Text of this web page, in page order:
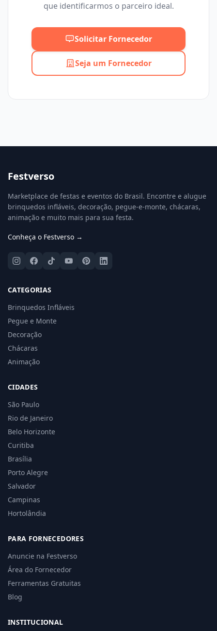
que identificarmos o parceiro ideal.
Solicitar Fornecedor
Seja um Fornecedor
Festverso
Marketplace de festas e eventos do Brasil. Encontre e alugue
brinquedos infláveis, decoração, pegue-e-monte, chácaras,
animação e muito mais para sua festa.
Conheça o Festverso →
CATEGORIAS
Brinquedos Infláveis
Pegue e Monte
Decoração
Chácaras
Animação
CIDADES
São Paulo
Rio de Janeiro
Belo Horizonte
Curitiba
Brasília
Porto Alegre
Salvador
Campinas
Hortolândia
PARA FORNECEDORES
Anuncie na Festverso
Área do Fornecedor
Ferramentas Gratuitas
Blog
INSTITUCIONAL